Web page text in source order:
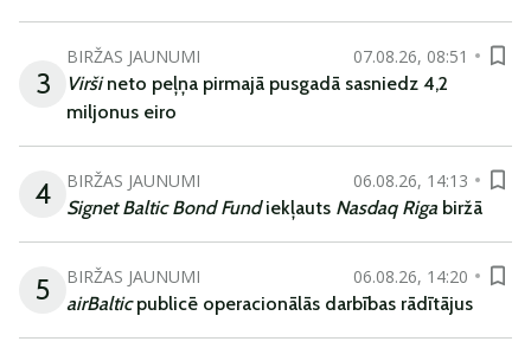
3
BIRŽAS JAUNUMI
07.08.26, 08:51
Viršineto peļņa pirmajā pusgadā sasniedz 4,2
miljonus eiro
4 BIRŽAS JAUNUMI
06.08.26, 14:13
Signet Baltic Bond Fundiekļauts Nasdaq Riga biržā
5 BIRŽAS JAUNUMI
06.08.26, 14:20
airBalticpublicē operacionālās darbības rādītājus